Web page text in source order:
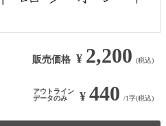
販売価格 ¥ 2,200 (税込)
アウトライン
データのみ
¥ 440 /1字(税込)